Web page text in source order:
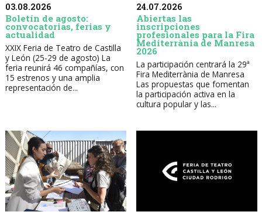
03.08.2026
Boletín de agosto:
convocatorias, ferias y
actualidad
XXIX Feria de Teatro de Castilla
y León (25-29 de agosto) La
feria reunirá 46 compañías, con
15 estrenos y una amplia
representación de...
24.07.2026
Abiertas las
inscripciones
profesionales para la Fira
Mediterrània de Manresa
2026
La participación centrará la 29ª
Fira Mediterrània de Manresa
Las propuestas que fomentan
la participación activa en la
cultura popular y las...